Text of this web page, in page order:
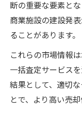
断の重要な要素と
商業施設の建設発
ることがあります。
これらの市場情報
一括査定サービス
結果として、適切
とで、より高い売